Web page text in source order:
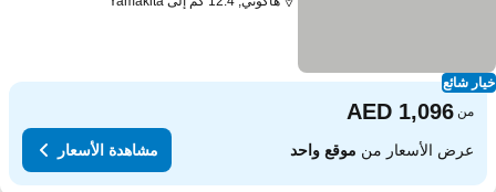
شائع
من
عرض الأسعار منموقع واحد مشاهدة الأسعار